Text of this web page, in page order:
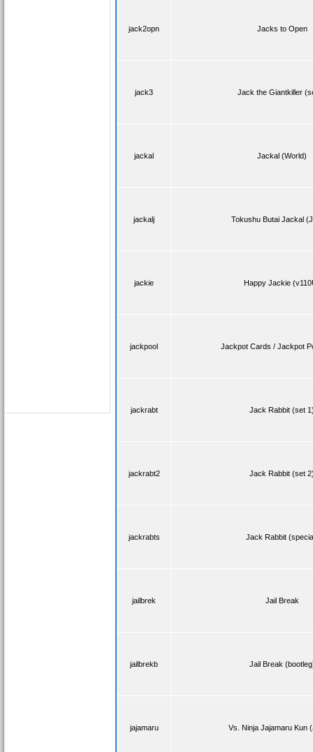
jack2opn Jacks to Open
jack3 Jack the Giantkiller
jackal Jackal (World)
jackalj Tokushu Butai Jackal
jackie Happy Jackie
jackpool Jackpot Cards / Jackpot
jackrabt Jack Rabbit (set
jackrabt2 Jack Rabbit (set
jackrabts Jack Rabbit
jailbrek Jail Break
jailbrekb Jail Break
jajamaru Vs. Ninja Jajamaru Kun